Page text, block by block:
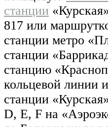
станции
817 или
станции метро
станции
станцию
кольцевой линии
станции
D, E, F на